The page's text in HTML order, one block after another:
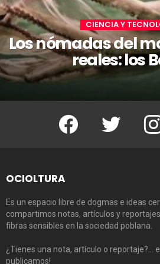
CIENCIA Y
Los nómadas del
reales: los
Facebook Twitter
OCIOLTURA
Es un espacio libre de dogmas e ideas
compartimos notas, artículos y
fibras sensibles en la sociedad poblana.
¿Tienes una nota, artículo o reportaje?…
publicamos!